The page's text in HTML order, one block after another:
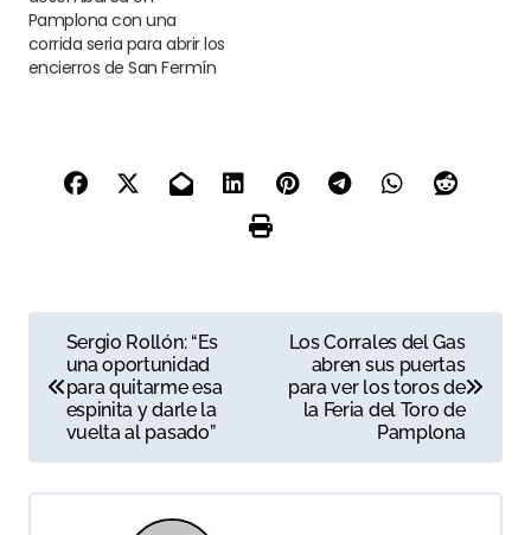
Pamplona con una
corrida seria para abrir los
encierros de San Fermín
a
e
Sergio Rollón: “Es
una oportunidad
para quitarme esa
espinita y darle la
vuelta al pasado”
Los Corrales del Gas
abren sus puertas
para ver los toros de
la Feria del Toro de
Pamplona